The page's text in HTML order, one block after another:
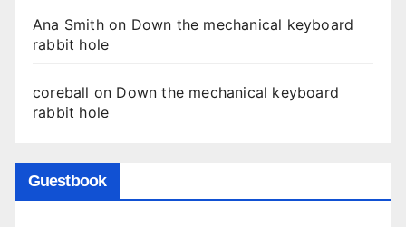
Ana Smithon Down the mechanical keyboard
rabbit hole
coreball on Down the mechanical keyboard
rabbit hole
Guestbook